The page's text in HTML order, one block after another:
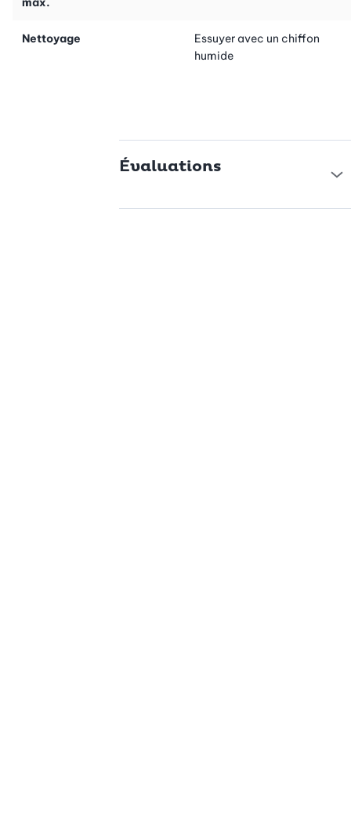
Nettoyage
Essuyer avec un chiffon
humide
Évaluations